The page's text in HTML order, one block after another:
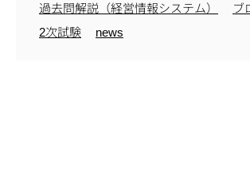
過去問解説（経営情報システム）
ブ
2次試験
news